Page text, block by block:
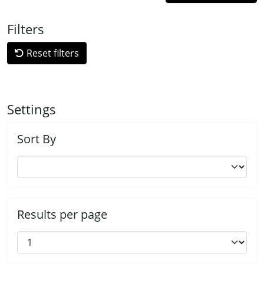
Filters
Reset filters
Settings
Sort By
Results per page